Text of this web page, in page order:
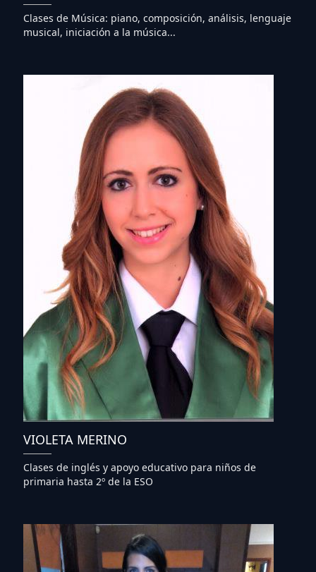
Clases de Música: piano, composición, análisis, lenguaje
musical, iniciación a la música...
VIOLETA MERINO
Clases de inglés y apoyo educativo para niños de
primaria hasta 2º de la ESO